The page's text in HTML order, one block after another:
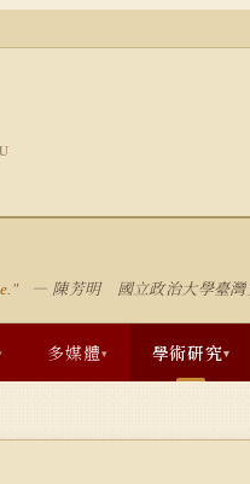
— 陳芳明 國立政治大學臺灣
多媒體▾ 學術研究▾